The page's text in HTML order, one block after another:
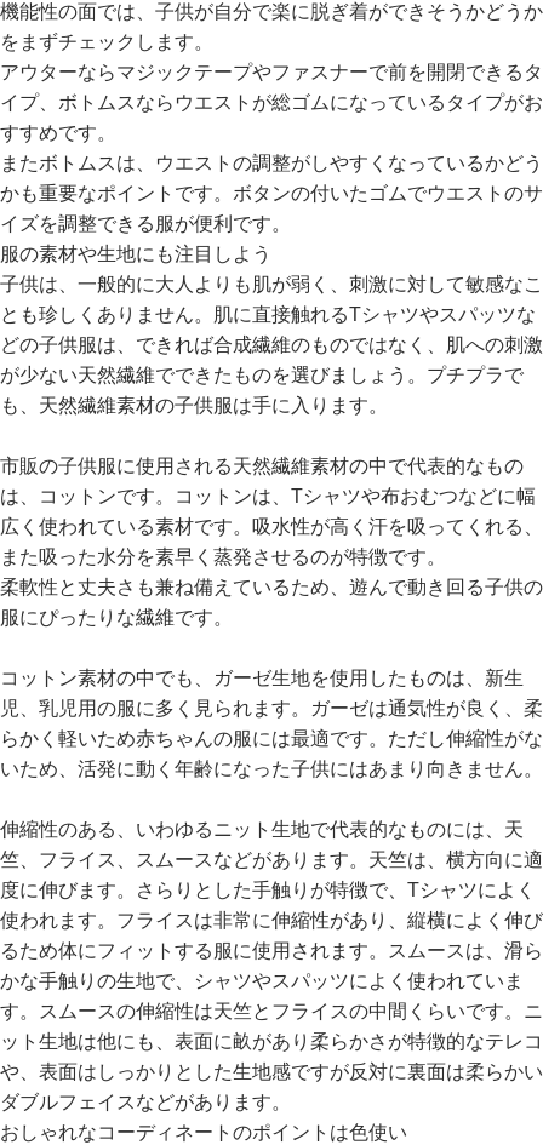
作
か
ら
探
す
特
集
か
ら
探
す
子
ど
服
ラ
ム
イ
ヘ
プ
デ
ロ
ッ
ク
つ
い
て
お
買
い
物
機能性の面では、子供が自分で楽に脱ぎ着ができそうかどうか
をまずチェックします。
アウターならマジックテープやファスナーで前を開閉できるタ
イプ、ボトムスならウエストが総ゴムになっているタイプがお
すすめです。
またボトムスは、ウエストの調整がしやすくなっているかどう
かも重要なポイントです。ボタンの付いたゴムでウエストのサ
イズを調整できる服が便利です。
服の素材や生地にも注目しよう
子供は、一般的に大人よりも肌が弱く、刺激に対して敏感なこ
とも珍しくありません。肌に直接触れるTシャツやスパッツな
どの子供服は、できれば合成繊維のものではなく、肌への刺激
が少ない天然繊維でできたものを選びましょう。プチプラで
も、天然繊維素材の子供服は手に入ります。
市販の子供服に使用される天然繊維素材の中で代表的なもの
は、コットンです。コットンは、Tシャツや布おむつなどに幅
広く使われている素材です。吸水性が高く汗を吸ってくれる、
また吸った水分を素早く蒸発させるのが特徴です。
柔軟性と丈夫さも兼ね備えているため、遊んで動き回る子供の
服にぴったりな繊維です。
コットン素材の中でも、ガーゼ生地を使用したものは、新生
児、乳児用の服に多く見られます。ガーゼは通気性が良く、柔
らかく軽いため赤ちゃんの服には最適です。ただし伸縮性がな
いため、活発に動く年齢になった子供にはあまり向きません。
伸縮性のある、いわゆるニット生地で代表的なものには、天
竺、フライス、スムースなどがあります。天竺は、横方向に適
度に伸びます。さらりとした手触りが特徴で、Tシャツによく
使われます。フライスは非常に伸縮性があり、縦横によく伸び
るため体にフィットする服に使用されます。スムースは、滑ら
かな手触りの生地で、シャツやスパッツによく使われていま
す。スムースの伸縮性は天竺とフライスの中間くらいです。ニ
ット生地は他にも、表面に畝があり柔らかさが特徴的なテレコ
や、表面はしっかりとした生地感ですが反対に裏面は柔らかい
ダブルフェイスなどがあります。
おしゃれなコーディネートのポイントは色使い